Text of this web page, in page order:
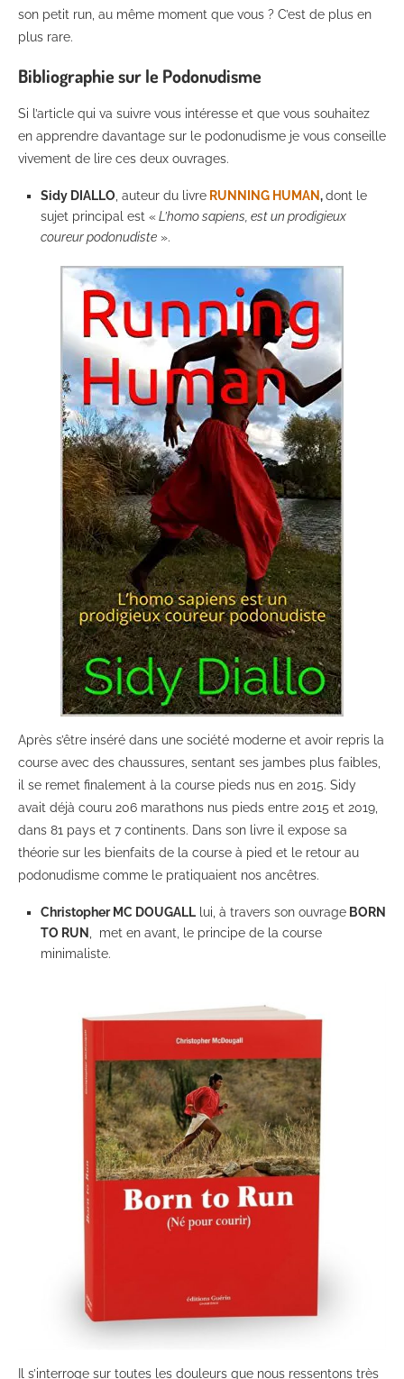
son petit run, au même moment que vous ? C’est de plus en
plus rare.
Bibliographie sur le Podonudisme
Si l’article qui va suivre vous intéresse et que vous souhaitez
en apprendre davantage sur le podonudisme je vous conseille
vivement de lire ces deux ouvrages.
Sidy DIALLO , auteur du livre RUNNING HUMAN,dont le
sujet principal est «L’homo sapiens, est un prodigieux
coureur podonudiste ».
Après s’être inséré dans une société moderne et avoir repris la
course avec des chaussures, sentant ses jambes plus faibles,
il se remet finalement à la course pieds nus en 2015. Sidy
avait déjà couru 206 marathons nus pieds entre 2015 et 2019,
dans 81 pays et 7 continents. Dans son livre il expose sa
théorie sur les bienfaits de la course à pied et le retour au
podonudisme comme le pratiquaient nos ancêtres.
Christopher MC DOUGALL lui, à travers son ouvrage BORN
TO RUN , met en avant, le principe de la course
minimaliste.
Il s’interroge sur toutes les douleurs que nous ressentons très